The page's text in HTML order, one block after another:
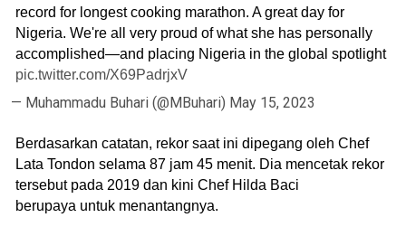
record for longest cooking marathon. A great day for
Nigeria. We're all very proud of what she has personally
accomplished—and placing Nigeria in the global spotlight
pic.twitter.com/X69PadrjxV
— Muhammadu Buhari (@MBuhari) May 15, 2023
Berdasarkan catatan, rekor saat ini dipegang oleh Chef
Lata Tondon selama 87 jam 45 menit. Dia mencetak rekor
tersebut pada 2019 dan kini Chef Hilda Baci
berupaya untuk menantangnya.